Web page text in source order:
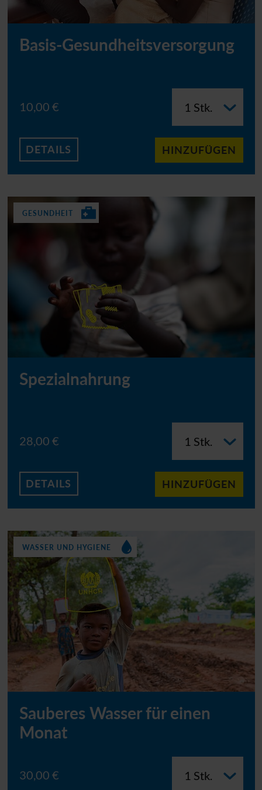
Basis-Gesundheitsversorgung
10,00 €
DETAILS HINZUFÜGEN
GESUNDHEIT
Spezialnahrung
28,00 €
DETAILS HINZUFÜGEN
WASSER UND HYGIENE
Sauberes Wasser für einen
Monat
30,00 €